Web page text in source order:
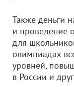
Также деньги
и проведение
для
олимпиадах
уровней,
в России и